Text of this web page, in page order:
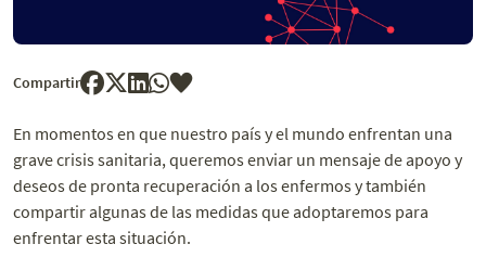
Compartir
En momentos en que nuestro país y el mundo enfrentan una
grave crisis sanitaria, queremos enviar un mensaje de apoyo y
deseos de pronta recuperación a los enfermos y también
compartir algunas de las medidas que adoptaremos para
enfrentar esta situación.